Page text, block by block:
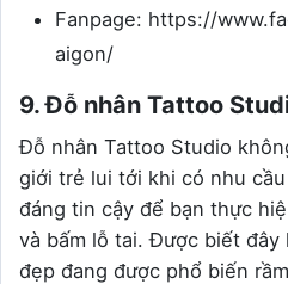
Fanpage: https://
aigon/
9. Đỗ nhân Tattoo
Đỗ nhân Tattoo Studio
giới trẻ lui tới khi có nhu
đáng tin cậy để bạn thực
và bấm lỗ tai. Được biết đây
đẹp đang được phổ biến